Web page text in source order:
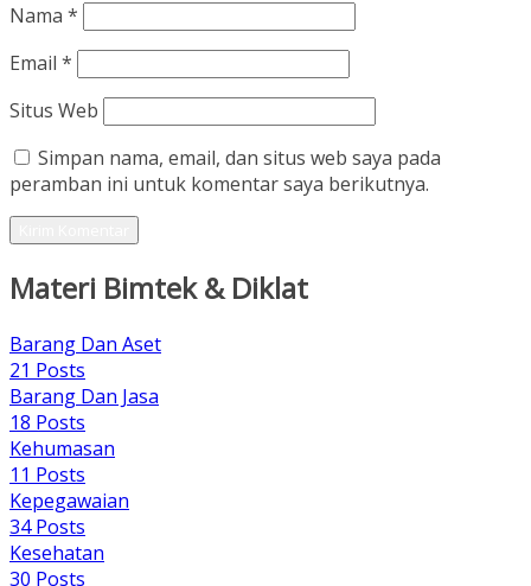
Nama *
Email *
Situs Web
Simpan nama, email, dan situs web saya pada
peramban ini untuk komentar saya berikutnya.
Materi Bimtek & Diklat
Barang Dan Aset
21 Posts
Barang Dan Jasa
18 Posts
Kehumasan
11 Posts
Kepegawaian
34Posts
Kesehatan
30 Posts